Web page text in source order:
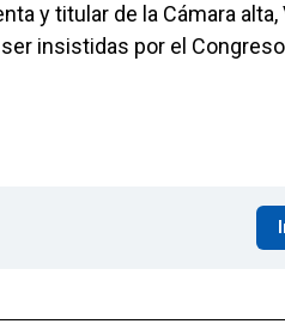
y titular de la Cámara alta,
insistidas por el